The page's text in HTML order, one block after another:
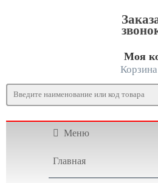
Моя
Меню
Главная